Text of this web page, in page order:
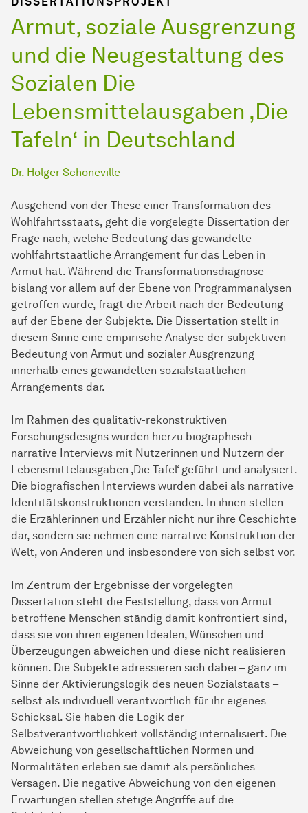
Armut, soziale Ausgrenzung
und die Neugestaltung des
Sozialen Die
Lebensmittelausgaben ‚Die
Tafeln‘ in Deutschland
Dr. Holger Schoneville
Ausgehend von der These einer Transformation des
Wohlfahrtsstaats, geht die vorgelegte Dissertation der
Frage nach, welche Bedeutung das gewandelte
wohlfahrtstaatliche Arrangement für das Leben in
Armut hat. Während die Transformationsdiagnose
bislang vor allem auf der Ebene von Programmanalysen
getroffen wurde, fragt die Arbeit nach der Bedeutung
auf der Ebene der Subjekte. Die Dissertation stellt in
diesem Sinne eine empirische Analyse der subjektiven
Bedeutung von Armut und sozialer Ausgrenzung
innerhalb eines gewandelten sozialstaatlichen
Arrangements dar.
Im Rahmen des qualitativ-rekonstruktiven
Forschungsdesigns wurden hierzu biographisch-
narrative Interviews mit Nutzerinnen und Nutzern der
Lebensmittelausgaben ‚Die Tafel‘ geführt und analysiert.
Die biografischen Interviews wurden dabei als narrative
Identitätskonstruktionen verstanden. In ihnen stellen
die Erzählerinnen und Erzähler nicht nur ihre Geschichte
dar, sondern sie nehmen eine narrative Konstruktion der
Welt, von Anderen und insbesondere von sich selbst vor.
Im Zentrum der Ergebnisse der vorgelegten
Dissertation steht die Feststellung, dass von Armut
betroffene Menschen ständig damit konfrontiert sind,
dass sie von ihren eigenen Idealen, Wünschen und
Überzeugungen abweichen und diese nicht realisieren
können. Die Subjekte adressieren sich dabei – ganz im
Sinne der Aktivierungslogik des neuen Sozialstaats –
selbst als individuell verantwortlich für ihr eigenes
Schicksal. Sie haben die Logik der
Selbstverantwortlichkeit vollständig internalisiert. Die
Abweichung von gesellschaftlichen Normen und
Normalitäten erleben sie damit als persönliches
Versagen. Die negative Abweichung von den eigenen
Erwartungen stellen stetige Angriffe auf die